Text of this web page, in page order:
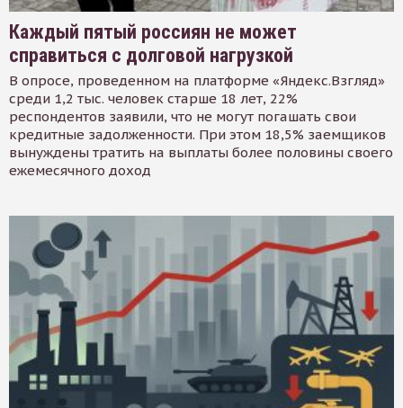
Каждый пятый россиян не может
справиться с долговой нагрузкой
В опросе, проведенном на платформе «Яндекс.Взгляд»
среди 1,2 тыс. человек старше 18 лет, 22%
респондентов заявили, что не могут погашать свои
кредитные задолженности. При этом 18,5% заемщиков
вынуждены тратить на выплаты более половины своего
ежемесячного доход